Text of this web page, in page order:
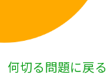
何切る問題に戻る